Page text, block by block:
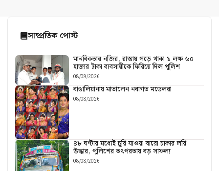
সাম্প্রতিক পোস্ট
মানবিকতার নজির, রাস্তায় পড়ে থাকা ১ লক্ষ ৬০
হাজার টাকা ব্যবসায়ীকে ফিরিয়ে দিল পুলিশ
08/08/2026
বাঙালিয়ানায় মাতালেন নবাগত মডেলরা
08/08/2026
৪৮ ঘণ্টার মধ্যেই চুরি যাওয়া বারো চাকার লরি
উদ্ধার, পুলিশের তৎপরতায় বড় সাফল্য
08/08/2026